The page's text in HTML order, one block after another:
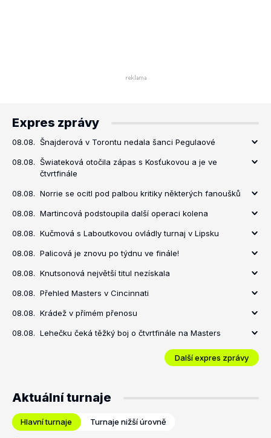
Expres zprávy
08.08. Šnajderová v Torontu nedala šanci Pegulaové
08.08. Šwiateková otočila zápas s Kosťukovou a je ve
čtvrtfinále
08.08. Norrie se ocitl pod palbou kritiky některých fanoušků
08.08. Martincová podstoupila další operaci kolena
08.08. Kučmová s Laboutkovou ovládly turnaj v Lipsku
08.08. Palicová je znovu po týdnu ve finále!
08.08. Knutsonová největší titul nezískala
08.08. Přehled Masters v Cincinnati
08.08. Krádež v přímém přenosu
08.08. Lehečku čeká těžký boj o čtvrtfinále na Masters
Další expres zprávy
Aktuální turnaje
Hlavní turnaje Turnaje nižší úrovně